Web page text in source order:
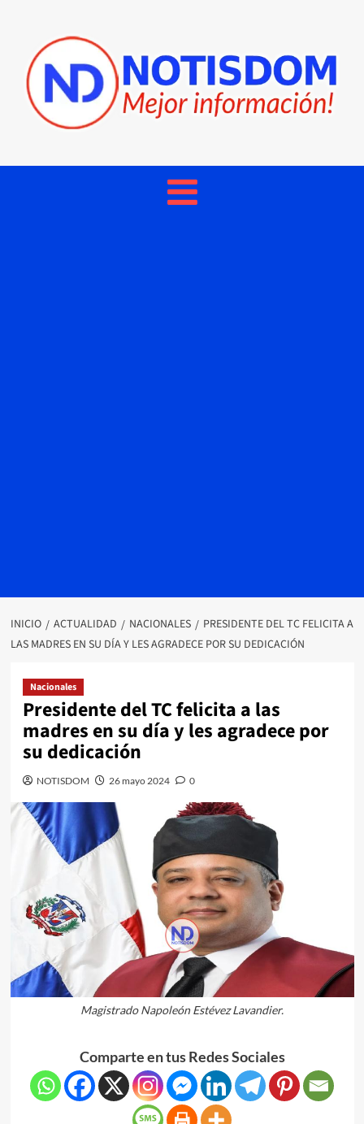
INICIO ACTUALIDAD NACIONALES
PRESIDENTE DEL TC FELICITA A
LAS MADRES EN SU DÍA Y LES AGRADECE POR SU DEDICACIÓN
Nacionales
Presidente del TC felicita a las
madres en su día y les agradece por
su dedicación
NOTISDOM 26 mayo 2024 0
Magistrado Napoleón Estévez Lavandier.
Comparte en tus Redes Sociales